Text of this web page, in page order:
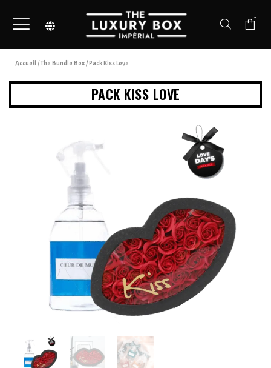
-
Accueil /The Bundle Box/ Pack Kiss Love
PACK KISS LOVE